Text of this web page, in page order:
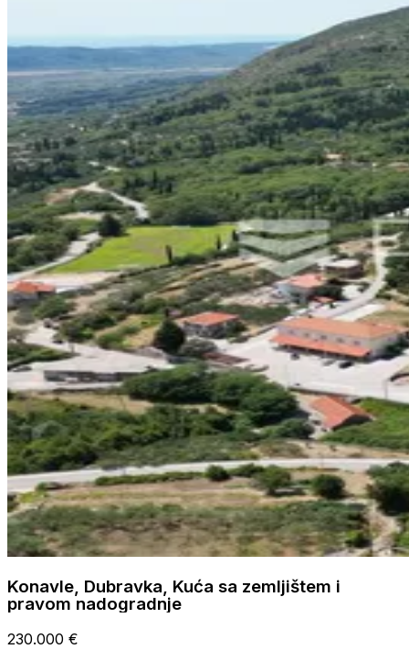
Konavle, Dubravka, Kuća sa zemljištem i
pravom nadogradnje
230.000 €